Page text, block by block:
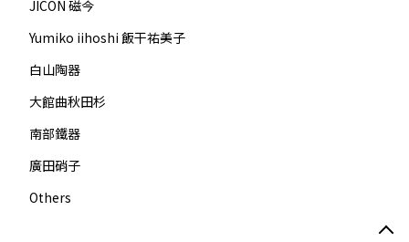
JICON 磁今
Yumiko iihoshi 飯干祐美子
白山陶器
大館曲秋田杉
南部鐵器
廣田硝子
Others